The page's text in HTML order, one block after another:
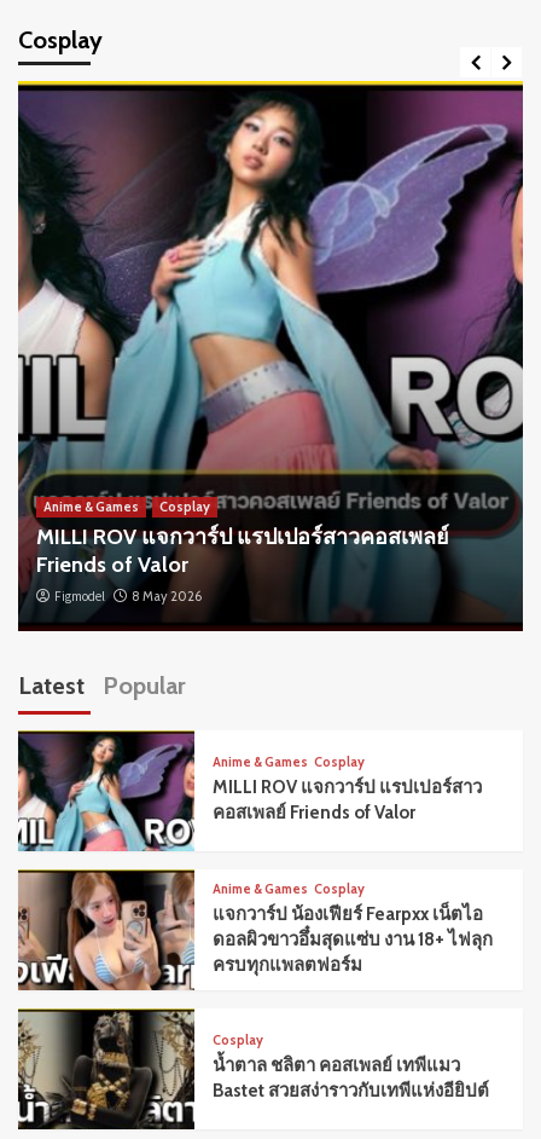
Cosplay
Anime & Games Cosplay
MILLI ROV แจกวาร์ป แรปเปอร์สาวคอสเพลย์
Friends of Valor
Figmodel 8 May 2026
Latest Popular
Anime & Games Cosplay
MILLI ROV แจกวาร์ป แรปเปอร์สาว
คอสเพลย์ Friends of Valor
Anime & Games Cosplay
แจกวาร์ป น้องเฟียร์ Fearpxx เน็ตไอ
ดอลผิวขาวอึ๋มสุดแซ่บ งาน 18+ ไฟลุก
ครบทุกแพลตฟอร์ม
Cosplay
น้ำตาล ชลิตา คอสเพลย์ เทพีแมว
Bastet สวยสง่าราวกับเทพีแห่งอียิปต์